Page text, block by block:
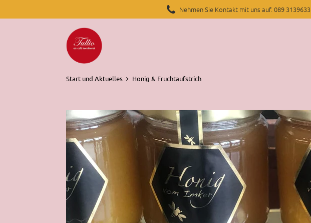
Nehmen Sie Kontakt mit uns auf. 089 3139633
Start und Aktuelles Honig & Fruchtaufstrich